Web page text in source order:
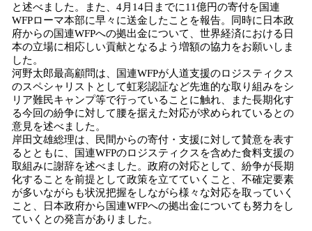
と述べました。また、4月14日までに11億円の寄付を国連
WFPローマ本部に早々に送金したことを報告。同時に日本政
府からの国連WFPへの拠出金について、世界経済における日
本の立場に相応しい貢献となるよう増額の協力をお願いしま
した。
河野太郎最高顧問は、国連WFPが人道支援のロジスティクス
のスペシャリストとして虹彩認証など先進的な取り組みをシ
リア難民キャンプ等で行っていることに触れ、また長期化す
る今回の紛争に対して腰を据えた対応が求められているとの
意見を述べました。
岸田文雄総理は、民間からの寄付・支援に対して賛意を表す
るとともに、国連WFPのロジスティクスを含めた食料支援の
取組みに謝辞を述べました。政府の対応として、紛争が長期
化することを前提として政策を立てていくこと、不確定要素
が多いながらも状況把握をしながら様々な対応を取っていく
こと、日本政府から国連WFPへの拠出金についても努力をし
ていくとの発言がありました。